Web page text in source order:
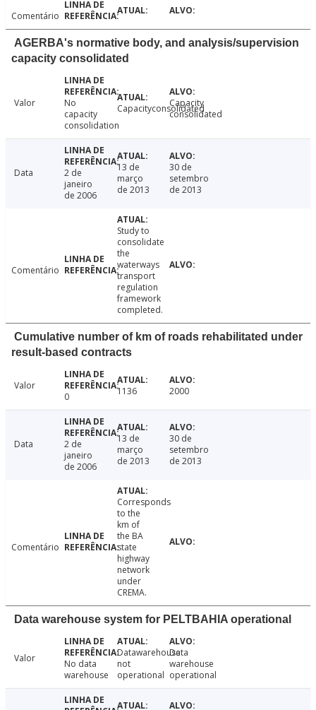
Comentário
AGERBA's normative body, and analysis/supervision
capacity consolidated
Valor
No
capacity
consolidation
Capacityconsolidated
Capacity
consolidated
Data
2 de
janeiro
de 2006
13 de
março
de 2013
30 de
setembro
de 2013
Comentário
Study to
consolidate
the
waterways
transport
regulation
framework
completed.
Cumulative number of km of roads rehabilitated under
result-based contracts
Valor
0
1136 2000
Data
2 de
janeiro
de 2006
13 de
março
de 2013
30 de
setembro
de 2013
Comentário
Corresponds
to the
km of
the BA
state
highway
network
under
CREMA.
Data warehouse system for PELTBAHIA operational
Valor
No data
warehouse
Datawarehouse
not
operational
Data
warehouse
operational